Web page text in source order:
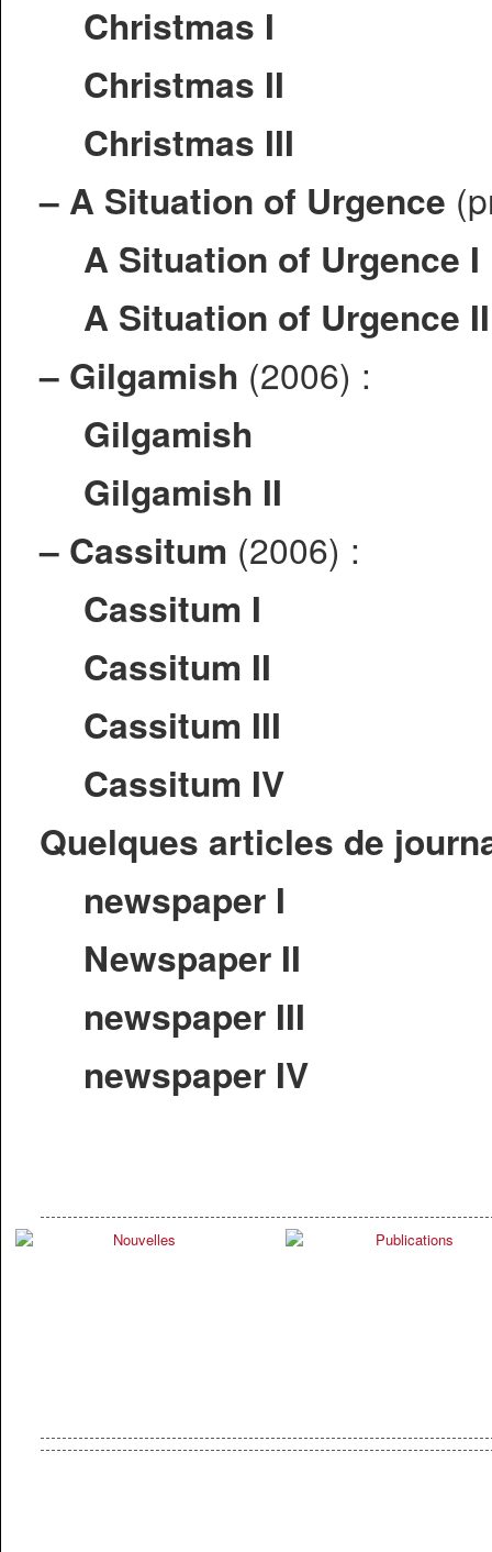
Christmas I
Christmas II
Christmas III
– A Situation of Urgence
A Situation of Urgence I
A Situation of Urgence II
– Gilgamish (2006) :
Gilgamish
Gilgamish II
– Cassitum (2006) :
Cassitum I
Cassitum II
Cassitum III
Cassitum IV
Quelques articles de
newspaper I
Newspaper II
newspaper III
newspaper IV